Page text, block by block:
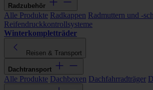
Radzubehör
Alle Produkte Radkappen Radmuttern und -
Reifendruckkontrollsysteme
Winterkompletträder
Reisen & Transport
Dachtransport
Alle Produkte Dachboxen Dachfahrradträger